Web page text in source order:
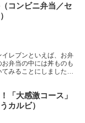
コンビニ弁当／セ
レブンといえば、お弁
弁当の中には丼ものも
みることにしました。
「大感激コース」
カルビ）